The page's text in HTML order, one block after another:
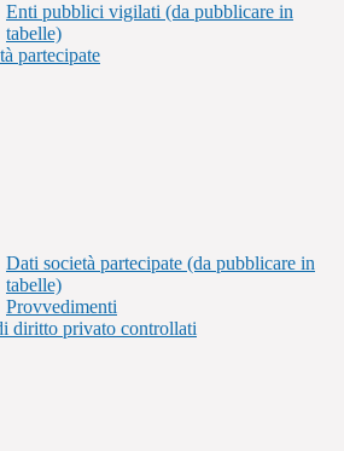
Enti pubblici vigilati (da pubblicare in
tabelle)
partecipate
Dati società partecipate (da pubblicare in
tabelle)
Provvedimenti
diritto privato controllati